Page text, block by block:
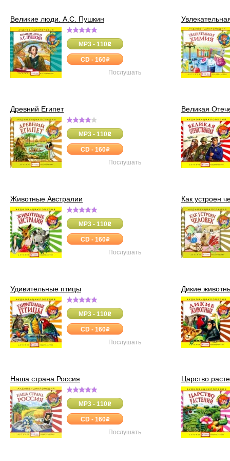
Великие люди. А.С. Пушкин
MP3 - 110o
CD - 160o
Послушать
Древний Египет
MP3 - 110o
CD - 160o
Послушать
Великая
Животные Австралии
MP3 - 110o
CD - 160o
Послушать
Как устроен
Удивительные птицы
MP3 - 110o
CD - 160o
Послушать
Дикие
Наша страна Россия
MP3 - 110o
CD - 160o
Послушать
Царство